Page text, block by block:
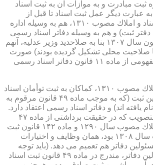
ثبت مبادرت و به موازات آن به ثبت اسناد
عبارت دیگر عمل ثبت اسناد تا قبل از
تصویب قانون ثبت اسناد و املاك مصوب ۱۳۱۰، هم به وسیله اداره
ثبت) و هم به وسیله دفاتر اسناد رسمی
(كه توسط ماده ۱ قانون سال ۱۳۰۷ بنا به صلاحدید وزیر عدلیه، آنهم
صلاحیت محلی تشكیل گردیده بودند) صورت
می گیرد. (برداشت مفهومی از ماده ۱۱ قانون دفاتر اسناد رسمی
قانون ثبت اسناد و املاك مصوب ۱۳۱۰، كماكان به ثبت توأمان اسناد
رسمی توسط مباشرین ثبت (كه به موجب ماده ۴۹ قانون مرقوم به
یافته اند) و دفاتر اسناد رسمی اعتقاد دارد.
ماده ۴۹ قانون جدیدالتصویب كه در حقیقت برداشتی از ماده ۴۷
قانون ثبت اسناد و املاك مصوب سال ۱۲۹۰ و ماده ۱۴۲ قانون ثبت
اسناد و املاك مصوب سال ۱۳۰۸ بود، همان وظایف و اختیارات
دفاتر هم تعمیم می دهد. (باید توجه
نمود كه معنای مسئولین دفاتر، مندرج در ماده ۴۹ قانون ثبت اسناد